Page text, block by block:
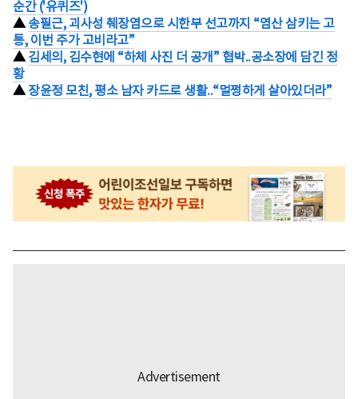
순간 ('유퀴즈')
▲ 송필근, 괴사성 췌장염으로 시한부 선고까지 “염산 삼키는 고
통, 이번 주가 고비라고”
▲ 김세의, 김수현에 “하체 사진 더 공개” 협박..공소장에 담긴 정
황
▲ 장윤정 모친, 평소 남자 카드로 생활..“멀쩡하게 살아있더라”